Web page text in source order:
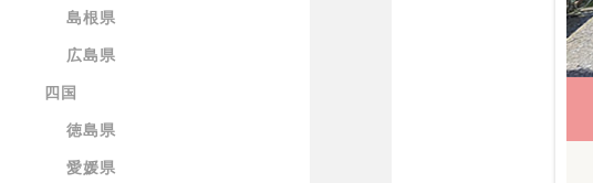
島根県
広島県
四国
徳島県
愛媛県